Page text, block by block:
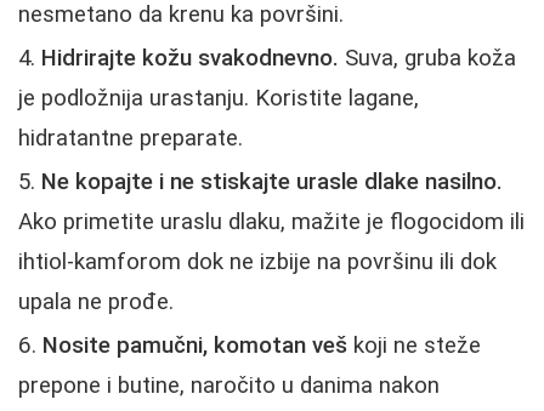
nesmetano da krenu ka površini.
Hidrirajte kožu svakodnevno. Suva, gruba koža
je podložnija urastanju. Koristite lagane,
hidratantne preparate.
Ne kopajte i ne stiskajte urasle dlake nasilno.
Ako primetite uraslu dlaku, mažite je flogocidom ili
ihtiol-kamforom dok ne izbije na površinu ili dok
upala ne prođe.
Nosite pamučni, komotan veš koji ne steže
prepone i butine, naročito u danima nakon